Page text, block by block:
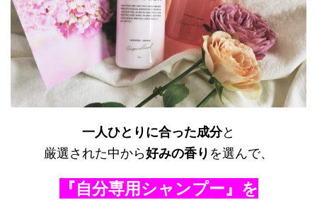
一人ひとりに合った成分と
厳選された中から好みの香り を選んで、
『自分専用シャンプー』を